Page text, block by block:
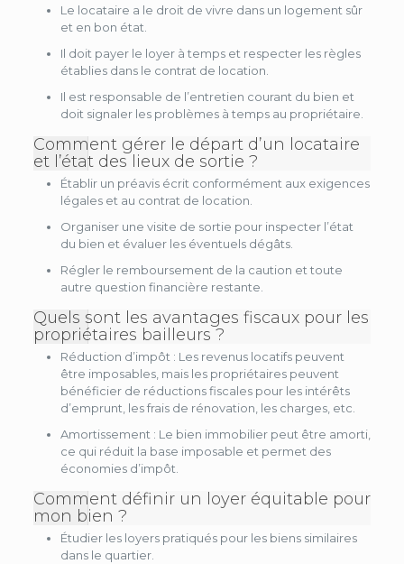
Le locataire a le droit de vivre dans un logement sûr
et en bon état.
Il doit payer le loyer à temps et respecter les règles
établies dans le contrat de location.
Il est responsable de l’entretien courant du bien et
doit signaler les problèmes à temps au propriétaire.
Comment gérer le départ d’un locataire
et l’état des lieux de sortie ?
Établir un préavis écrit conformément aux exigences
légales et au contrat de location.
Organiser une visite de sortie pour inspecter l’état
du bien et évaluer les éventuels dégâts.
Régler le remboursement de la caution et toute
autre question financière restante.
Quels sont les avantages fiscaux pour les
propriétaires bailleurs ?
Réduction d’impôt : Les revenus locatifs peuvent
être imposables, mais les propriétaires peuvent
bénéficier de réductions fiscales pour les intérêts
d’emprunt, les frais de rénovation, les charges, etc.
Amortissement : Le bien immobilier peut être amorti,
ce qui réduit la base imposable et permet des
économies d’impôt.
Comment définir un loyer équitable pour
mon bien ?
Étudier les loyers pratiqués pour les biens similaires
dans le quartier.